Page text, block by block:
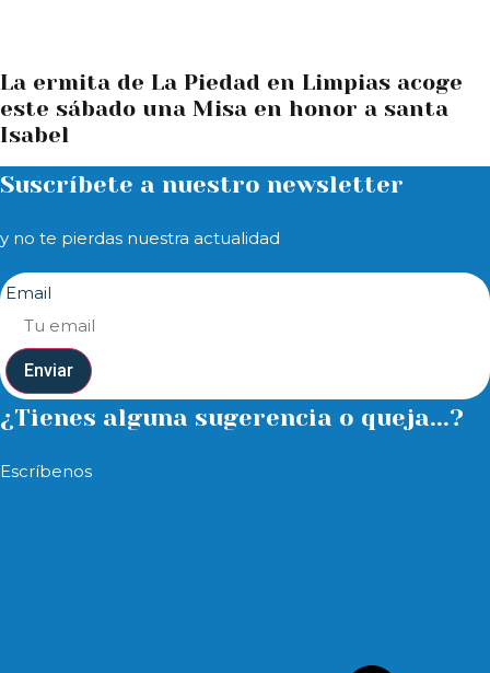
La ermita de La Piedad en Limpias acoge
este sábado una Misa en honor a santa
Isabel
Suscríbete a nuestro newsletter
y no te pierdas nuestra actualidad
Email
Enviar
¿Tienes alguna sugerencia o queja...?
Escríbenos